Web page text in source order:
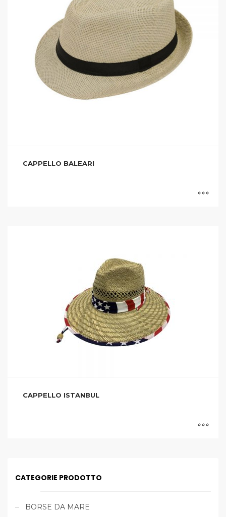
CAPPELLO BALEARI
CAPPELLO ISTANBUL
CATEGORIE PRODOTTO
BORSE DA MARE